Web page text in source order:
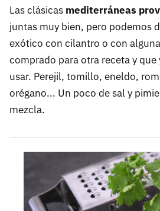
Las clásicas mediterráneas
juntas muy bien, pero podemos
exótico con cilantro o con
comprado para otra receta y que
usar. Perejil, tomillo, eneldo,
orégano... Un poco de sal y
mezcla.